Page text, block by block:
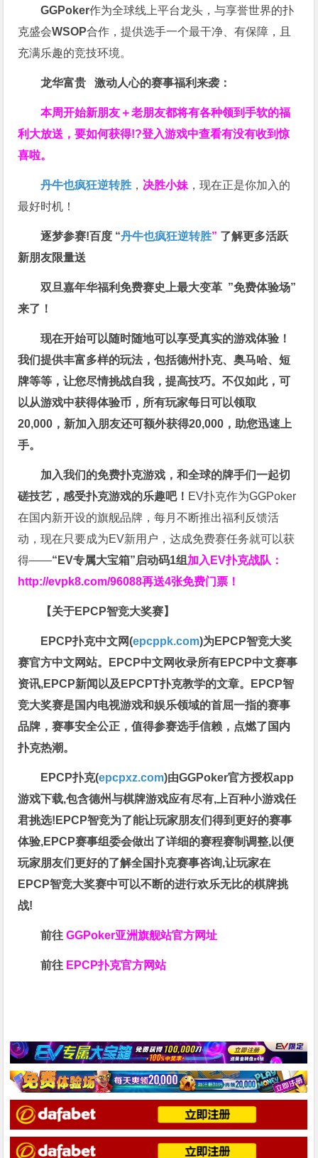
GGPoker作为全球线上平台龙头，与享誉世界的扑
克盛会WSOP合作，提供选手一个最干净、有保障，且
充满乐趣的竞技环境。
龙华富贵 激动人心的赛事福利来袭：
本周开始新朋友＋老朋友都将有各种领到手软的福
利大放送，要如何获得!?登入游戏中查看有没有收到惊
喜啦。
丹牛也疯狂逆转胜 ， 决胜小妹 ，现在正是你加入的
最好时机！
逐梦参赛!百度 “丹牛也疯狂逆转胜” 了解更多活跃
新朋友限量送
双旦嘉年华福利免费赛史上最大变革 ”免费体验场”
来了！
现在开始可以随时随地可以享受真实的游戏体验！
我们提供丰富多样的玩法，包括德州扑克、奥马哈、短
牌等等，让您尽情挑战自我，提高技巧。不仅如此，可
以从游戏中获得体验币，所有玩家每日可以领取
20,000，新加入朋友还可额外获得20,000，助您迅速上
手。
加入我们的免费扑克游戏，和全球的牌手们一起切
磋技艺，感受扑克游戏的乐趣吧！ EV扑克作为GGPoker
在国内新开设的旗舰品牌，每月不断推出福利反馈活
动，现在只要成为EV新用户，达成免费赛任务就可以获
得——“EV专属大宝箱”启动码1组 加入EV扑克战队：
http://evpk8.com/96088再送4张免费门票！
【关于EPCP智竞大奖赛】
EPCP扑克中文网(epcppk.com)为EPCP智竞大奖
赛官方中文网站。EPCP中文网收录所有EPCP中文赛事
资讯,EPCP新闻以及EPCPT扑克教学的文章。EPCP智
竞大奖赛是国内电视游戏和娱乐领域的首屈一指的赛事
品牌，赛事安全公正，值得参赛选手信赖，点燃了国内
扑克热潮。
EPCP扑克(epcpxz.com)由GGPoker官方授权app
游戏下载,包含德州与棋牌游戏应有尽有,上百种小游戏任
君挑选!EPCP智竞为了能让玩家朋友们得到更好的赛事
体验,EPCP赛事组委会做出了详细的赛程赛制调整,以便
玩家朋友们更好的了解全国扑克赛事咨询,让玩家在
EPCP智竞大奖赛中可以不断的进行欢乐无比的棋牌挑
战!
前往GGPoker亚洲旗舰站官方网址
前往 EPCP扑克官方网站